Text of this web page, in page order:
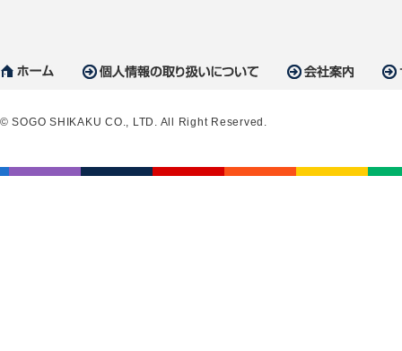
© SOGO SHIKAKU CO., LTD. All Right Reserved.